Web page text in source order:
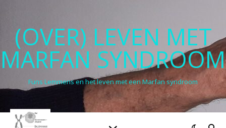
(OVER) LEVEN MET
MARFAN SYNDROOM
Funs Lemmens en het leven met een Marfan syndroom